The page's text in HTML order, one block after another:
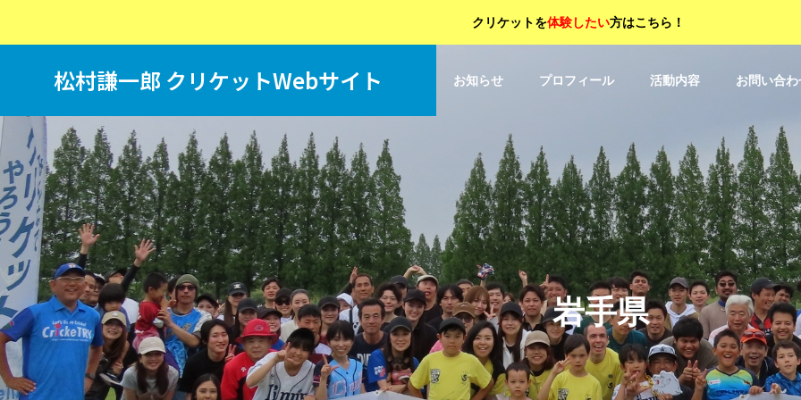
クリケットを体験したい方はこちら！
松村謙一郎 クリケットWebサイト お知らせ プロフィール 活動内容 お問い合わ
岩手県